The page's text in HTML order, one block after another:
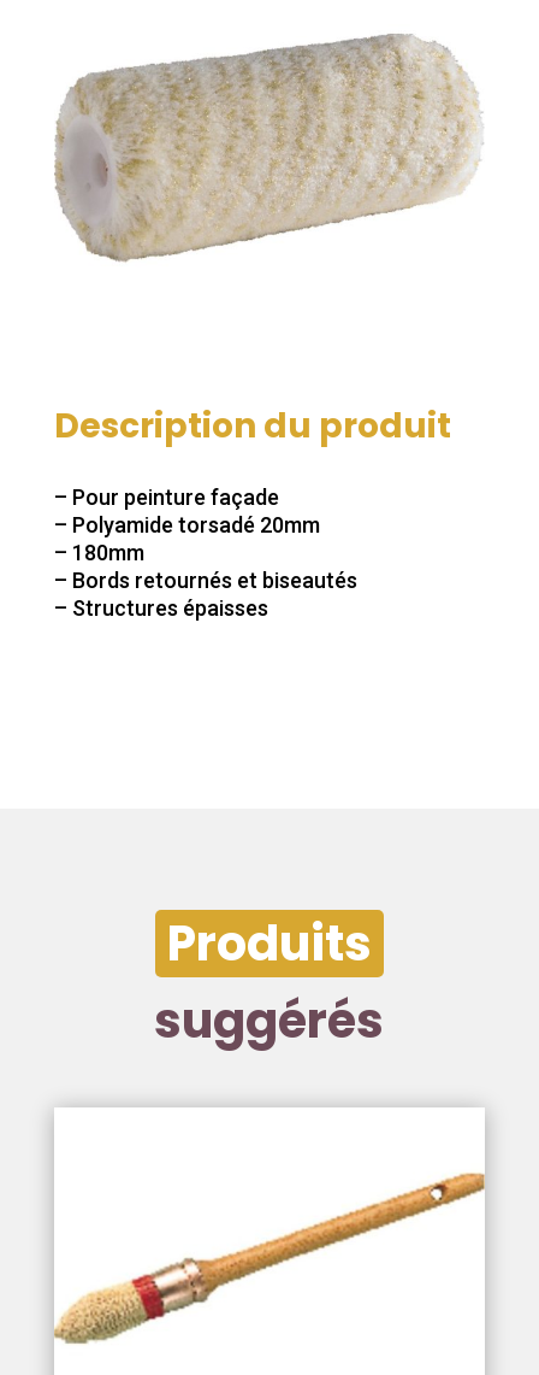
Description du produit
– Pour peinture façade
– Polyamide torsadé 20mm
– 180mm
– Bords retournés et biseautés
– Structures épaisses
Produits
suggérés